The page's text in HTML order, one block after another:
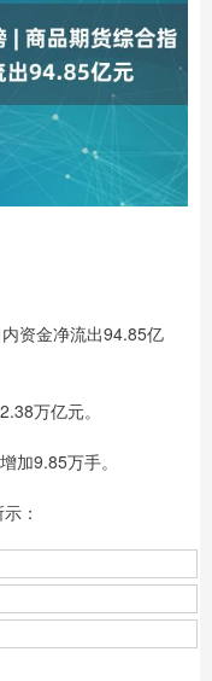
资金净流出94.85亿
万亿元。
9.85万手。
：